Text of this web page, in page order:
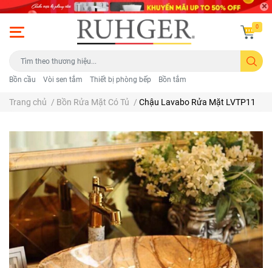
Bồn cầu Vòi sen tắm Thiết bị phòng bếp Bồn tắm
0
Trang chủ / Bồn Rửa Mặt Có Tủ / Chậu Lavabo Rửa Mặt LVTP11